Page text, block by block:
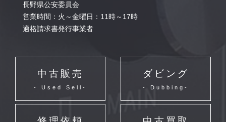
長野県公安委員会
営業時間：火～金曜日：11時～17時
適格請求書発行事業者
中古販売
- Used Sell-
ダビング
- Dubbing-